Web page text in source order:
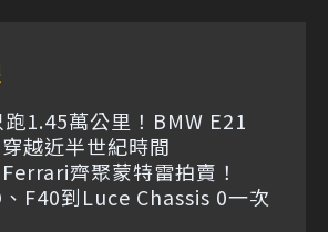
1.45萬公里！BMW E21
越近半世紀時間
齊聚蒙特雷拍賣！
F40到Luce Chassis 0一次